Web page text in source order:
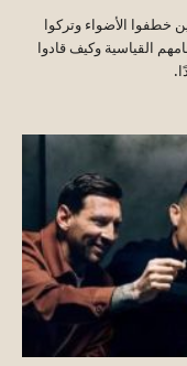
من كورابيديا نستعرض أكثر 5 لاعبين خطفوا الأضواء وتركوا
2026، مع قراءة لأرقامهم القياسية وكيف قادوا